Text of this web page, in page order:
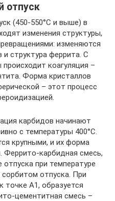
отпуск
(450-550°С и выше) в
изменения структуры,
изменяются
структура феррита. С
коагуляция –
Форма кристаллов
– этот процесс
карбидов начинают
с температуры 400°С.
крупными, и их форма
Феррито-карбидная смесь,
при температуре
сорбитом отпуска. При
точке А1, образуется
цементитная смесь –